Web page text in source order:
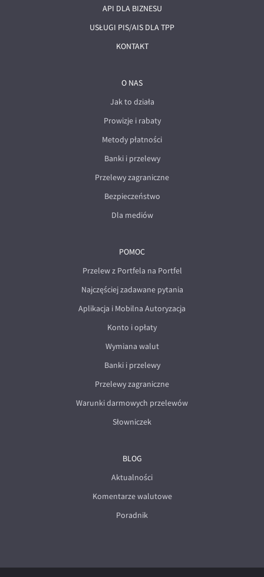
API DLA BIZNESU
USŁUGI PIS/AIS DLA TPP
KONTAKT
O NAS
Jak to działa
Prowizje i rabaty
Metody płatności
Banki i przelewy
Przelewy zagraniczne
Bezpieczeństwo
Dla mediów
POMOC
Przelew z Portfela na Portfel
Najczęściej zadawane pytania
Aplikacja i Mobilna Autoryzacja
Konto i opłaty
Wymiana walut
Banki i przelewy
Przelewy zagraniczne
Warunki darmowych przelewów
Słowniczek
BLOG
Aktualności
Komentarze walutowe
Poradnik